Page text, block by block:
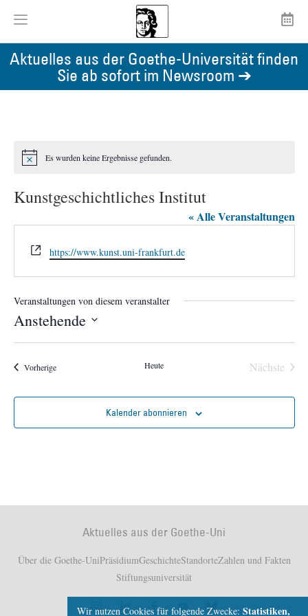
Aktuelles aus der Goethe-Universität finden
Sie ab sofort im Newsroom ➔
HinweisEs wurden keine Ergebnisse gefunden.
Kunstgeschichtliches Institut
« Alle Veranstaltungen
Webseite
https://www.kunst.uni-frankfurt.de
Veranstaltungen von diesem veranstalter
Anstehende
wählen.
VorherigeVeranstaltungen Heute Nächste
Kalender abonnieren
Aktuelles aus der Goethe-Uni
Über die Goethe-UniPräsidiumGeschichteStandorteZahlen und Fakten
Stiftungsuniversität
Wir nutzen Cookies für folgende Zwecke: Statistiken,